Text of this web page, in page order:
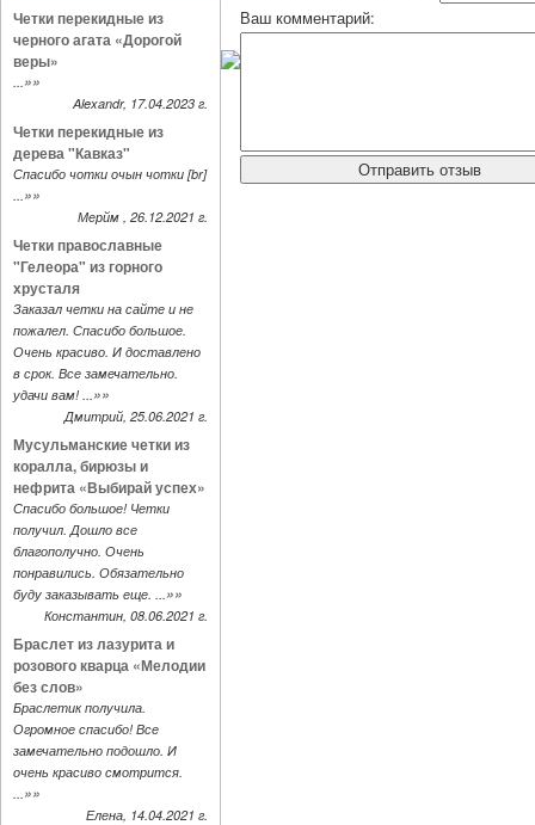
Четки перекидные из
черного агата «Дорогой
веры»
...»»
Alexandr, 17.04.2023 г.
Четки перекидные из
дерева "Кавказ"
Спасибо чотки очын чотки [br]
...»»
Мерйм , 26.12.2021 г.
Четки православные
"Гелеора" из горного
хрусталя
Заказал четки на сайте и не
пожалел. Спасибо большое.
Очень красиво. И доставлено
в срок. Все замечательно.
удачи вам! ...»»
Дмитрий, 25.06.2021 г.
Мусульманские четки из
коралла, бирюзы и
нефрита «Выбирай успех»
Спасибо большое! Четки
получил. Дошло все
благополучно. Очень
понравились. Обязательно
буду заказывать еще. ...»»
Константин, 08.06.2021 г.
Браслет из лазурита и
розового кварца «Мелодии
без слов»
Браслетик получила.
Огромное спасибо! Все
замечательно подошло. И
очень красиво смотрится.
...»»
Елена, 14.04.2021 г.
Ваш комментарий: